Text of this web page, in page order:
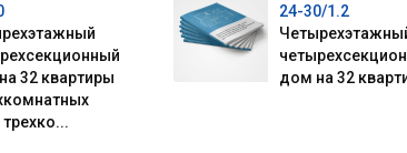
32 квартиры
24-30/1.2
дом на 32